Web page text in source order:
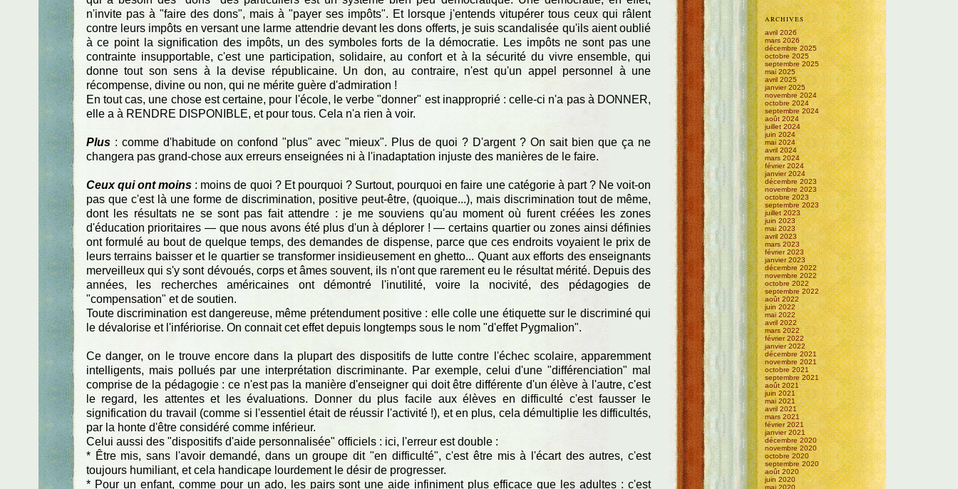
n'invite pas à "faire des dons", mais à "payer ses impôts". Et lorsque j'entends vitupérer tous ceux qui râlent
contre leurs impôts en versant une larme attendrie devant les dons offerts, je suis scandalisée qu'ils aient oublié
à ce point la signification des impôts, un des symboles forts de la démocratie. Les impôts ne sont pas une
contrainte insupportable, c'est une participation, solidaire, au confort et à la sécurité du vivre ensemble, qui
donne tout son sens à la devise républicaine. Un don, au contraire, n'est qu'un appel personnel à une
récompense, divine ou non, qui ne mérite guère d'admiration !
En tout cas, une chose est certaine, pour l'école, le verbe "donner" est inapproprié : celle-ci n'a pas à DONNER,
elle a à RENDRE DISPONIBLE, et pour tous. Cela n'a rien à voir.
Plus: comme d'habitude on confond "plus" avec "mieux". Plus de quoi ? D'argent ? On sait bien que ça ne
changera pas grand-chose aux erreurs enseignées ni à l'inadaptation injuste des manières de le faire.
Ceux qui ont moins : moins de quoi ? Et pourquoi ? Surtout, pourquoi en faire une catégorie à part ? Ne voit-on
pas que c'est là une forme de discrimination, positive peut-être, (quoique...), mais discrimination tout de même,
dont les résultats ne se sont pas fait attendre : je me souviens qu'au moment où furent créées les zones
d'éducation prioritaires — que nous avons été plus d'un à déplorer ! — certains quartier ou zones ainsi définies
ont formulé au bout de quelque temps, des demandes de dispense, parce que ces endroits voyaient le prix de
leurs terrains baisser et le quartier se transformer insidieusement en ghetto... Quant aux efforts des enseignants
merveilleux qui s'y sont dévoués, corps et âmes souvent, ils n'ont que rarement eu le résultat mérité. Depuis des
années, les recherches américaines ont démontré l'inutilité, voire la nocivité, des pédagogies de
"compensation" et de soutien.
Toute discrimination est dangereuse, même prétendument positive : elle colle une étiquette sur le discriminé qui
le dévalorise et l'infériorise. On connait cet effet depuis longtemps sous le nom "d'effet Pygmalion".
Ce danger, on le trouve encore dans la plupart des dispositifs de lutte contre l'échec scolaire, apparemment
intelligents, mais pollués par une interprétation discriminante. Par exemple, celui d'une "différenciation" mal
comprise de la pédagogie : ce n'est pas la manière d'enseigner qui doit être différente d'un élève à l'autre, c'est
le regard, les attentes et les évaluations. Donner du plus facile aux élèves en difficulté c'est fausser le
signification du travail (comme si l'essentiel était de réussir l'activité !), et en plus, cela démultiplie les difficultés,
par la honte d'être considéré comme inférieur.
Celui aussi des "dispositifs d'aide personnalisée" officiels : ici, l'erreur est double :
* Être mis, sans l'avoir demandé, dans un groupe dit "en difficulté", c'est être mis à l'écart des autres, c'est
toujours humiliant, et cela handicape lourdement le désir de progresser.
* Pour un enfant, comme pour un ado, les pairs sont une aide infiniment plus efficace que les adultes : c'est
ARCHIVES
avril 2026
mars 2026
décembre 2025
octobre 2025
septembre 2025
mai 2025
avril 2025
janvier 2025
novembre 2024
octobre 2024
septembre 2024
août 2024
juillet 2024
juin 2024
mai 2024
avril 2024
mars 2024
février 2024
janvier 2024
décembre 2023
novembre 2023
octobre 2023
septembre 2023
juillet 2023
juin 2023
mai 2023
avril 2023
mars 2023
février 2023
janvier 2023
décembre 2022
novembre 2022
octobre 2022
septembre 2022
août 2022
juin 2022
mai 2022
avril 2022
mars 2022
février 2022
janvier 2022
décembre 2021
novembre 2021
octobre 2021
septembre 2021
août 2021
juin 2021
mai 2021
avril 2021
mars 2021
février 2021
janvier 2021
décembre 2020
novembre 2020
octobre 2020
septembre 2020
août 2020
juin 2020
mai 2020